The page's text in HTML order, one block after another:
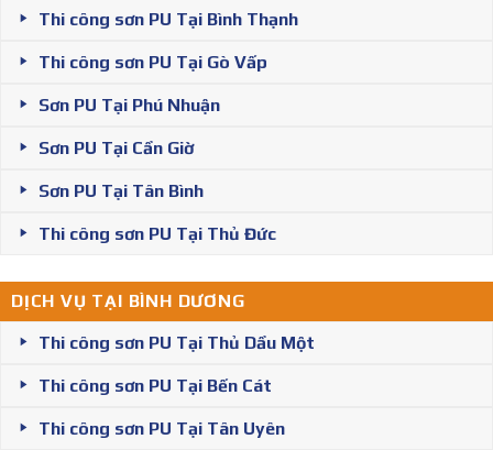
Thi công sơn PU Tại Bình Thạnh
Thi công sơn PU Tại Gò Vấp
Sơn PU Tại Phú Nhuận
Sơn PU Tại Cần Giờ
Sơn PU Tại Tân Bình
Thi công sơn PU Tại Thủ Đức
DỊCH VỤ TẠI BÌNH DƯƠNG
Thi công sơn PU Tại Thủ Dầu Một
Thi công sơn PU Tại Bến Cát
Thi công sơn PU Tại Tân Uyên